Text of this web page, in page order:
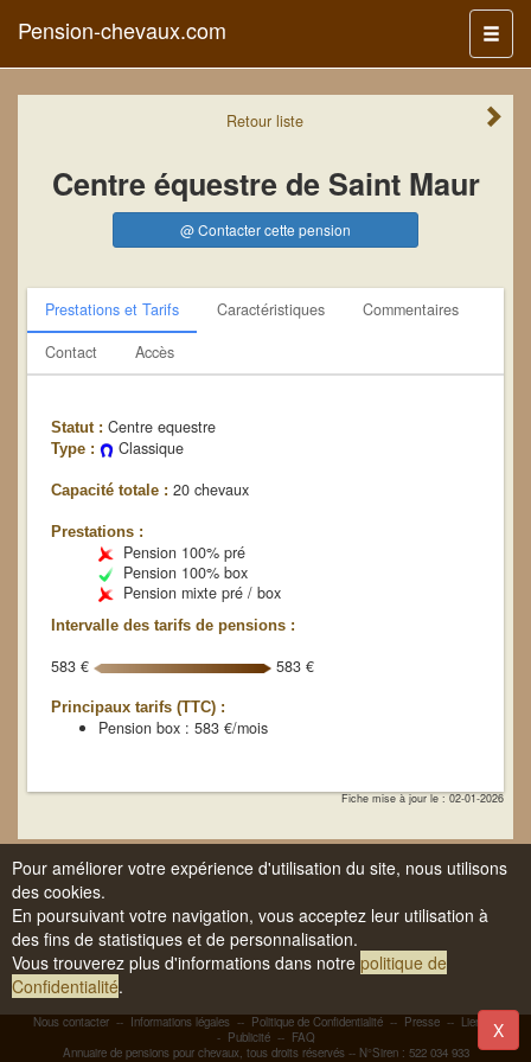
Menu
Pension-chevaux.com
Retourliste
Centre équestre de Saint Maur
@ Contacter cette pension
Prestations et Tarifs Caractéristiques
Commentaires
Contact
Accès
Statut : Centre equestre
Type : Classique
Capacité totale : 20 chevaux
Prestations :
Pension 100% pré
Pension 100% box
Pension mixte pré / box
Intervalle des tarifs de pensions :
583 € 583 €
Principaux tarifs (TTC) :
Pension box : 583 €/mois
Fiche mise à jour le : 02-01-2026
Nous contacter -- Informations légales -- Politique de Confidentialité -- Presse -- Liens
-
- Publicité-- FAQ
Annuaire de pensions pour chevaux, tous droits réservés -- N°Siren : 522 034 933
Pour améliorer votre expérience d'utilisation du site, nous utilisons
des cookies.
En poursuivant votre navigation, vous acceptez leur utilisation à
des fins de statistiques et de personnalisation.
Vous trouverez plus d'informations dans notre politique de
Confidentialité.
X